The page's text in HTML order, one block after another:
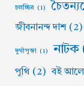
চলচ্চিত্র (1)
জীবনানন্দ দাশ (2)
দুর্গাপূজা (1) নাটক
পুথি (2) বই